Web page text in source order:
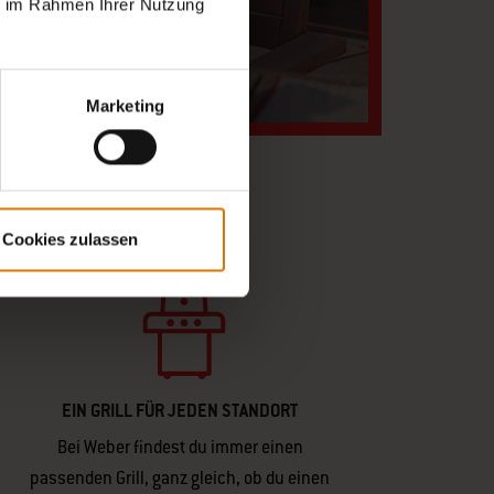
Rahmen Ihrer Nutzung
Marketing
Cookies zulassen
EIN GRILL FÜR JEDEN STANDORT
Bei Weber findest du immer einen
passenden Grill, ganz gleich, ob du einen